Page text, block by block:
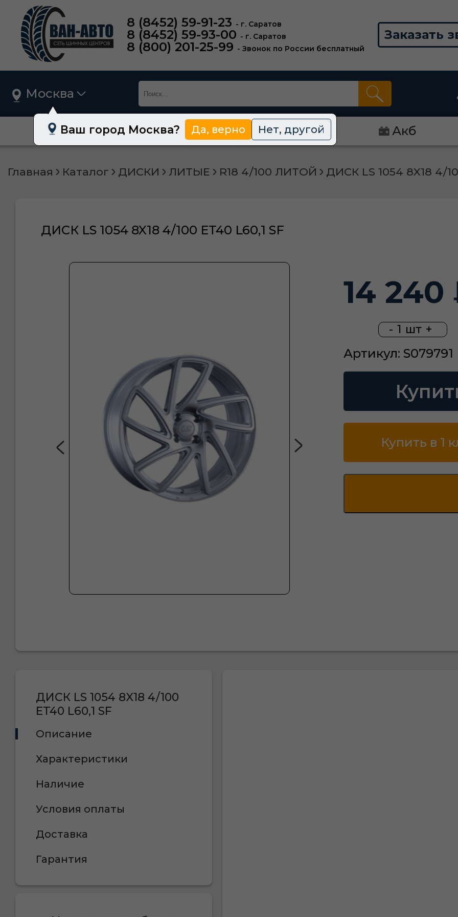
8 (8452) 59-91-23 - г. Саратов
8 (8452) 59-93-00 - г. Саратов
8 (800) 201-25-99 - Звонок по России бесплатный
Заказать
Москва
Ваш город Москва? Да, верно Нет, другой
О нас Шины Диски Акб
Главная Каталог ДИСКИ ЛИТЫЕ R18 4/100 ЛИТОЙ ДИСК LS 1054 8X18 4/
ДИСК LS 1054 8X18 4/100 ET40 L60,1 SF
14 240
- 1 шт +
Артикул: S079791
Купить в 1
ДИСК LS 1054 8X18 4/100
ET40 L60,1 SF
Описание
Характеристики
Наличие
Условия оплаты
Доставка
Гарантия